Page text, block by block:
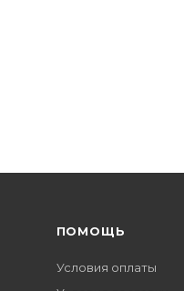
ПОМОЩЬ
Условия оплаты